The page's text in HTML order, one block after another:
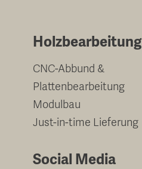
Holzbearbeitung
CNC-Abbund &
Plattenbearbeitung
Modulbau
Just-in-time Lieferung
Social Media